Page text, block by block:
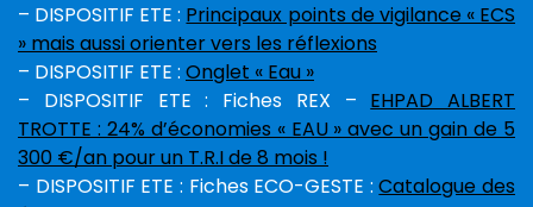
– DISPOSITIF ETE : Principaux points de vigilance « ECS
» mais aussi orienter vers les réflexions
– DISPOSITIF ETE : Onglet « Eau »
– DISPOSITIF ETE : Fiches REX – EHPAD ALBERT
TROTTE : 24% d’économies « EAU » avec un gain de 5
300 €/an pour un T.R.I de 8 mois !
– DISPOSITIF ETE : Fiches ECO-GESTE :Catalogue des